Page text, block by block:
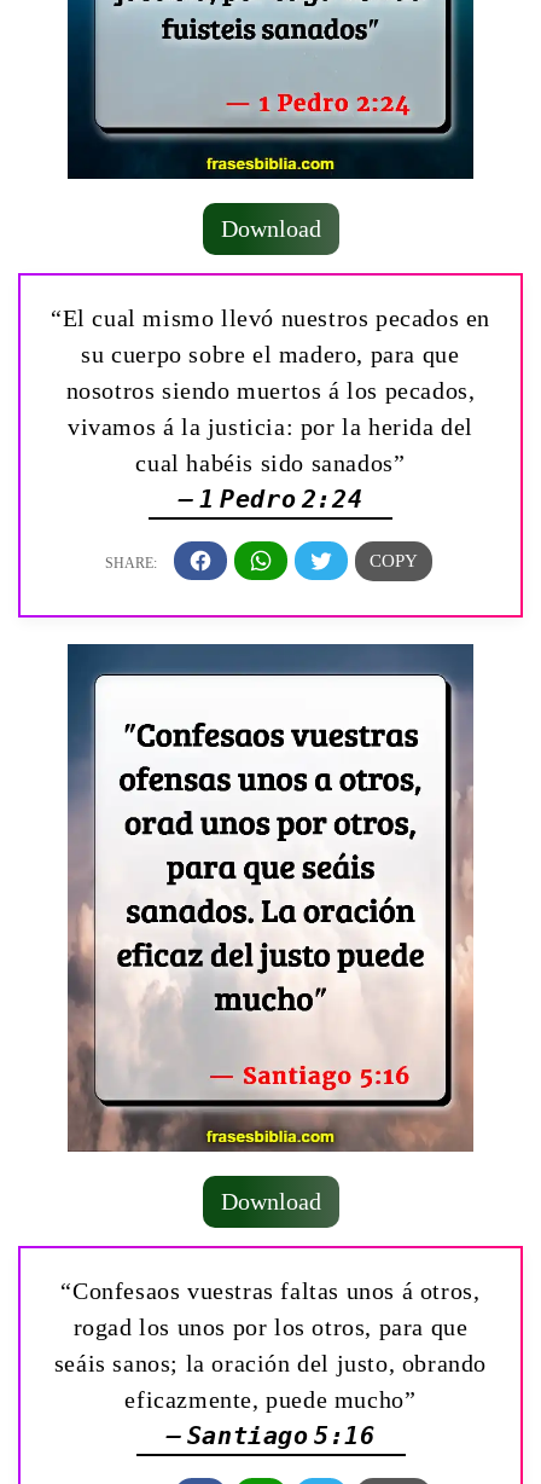
Download
“El cual mismo llevó nuestros pecados en
su cuerpo sobre el madero, para que
nosotros siendo muertos á los pecados,
vivamos á la justicia: por la herida del
cual habéis sido sanados”
— 1 Pedro 2:24
Download
“Confesaos vuestras faltas unos á otros,
rogad los unos por los otros, para que
seáis sanos; la oración del justo, obrando
eficazmente, puede mucho”
— Santiago 5:16